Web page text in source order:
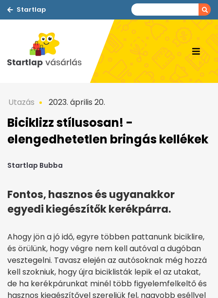
Startlap
Utazás 2023. április 20.
Biciklizz stílusosan! -
elengedhetetlen bringás kellékek
Startlap Bubba
Fontos, hasznos és ugyanakkor
egyedi kiegészítők kerékpárra.
Ahogy jön a jó idő, egyre többen pattanunk biciklire,
és örülünk, hogy végre nem kell autóval a dugóban
vesztegelni. Tavasz elején az autósoknak még hozzá
kell szokniuk, hogy újra biciklisták lepik el az utakat,
de ha kerékpárunkat minél több figyelemfelkeltő és
hasznos kiegészítővel szereljük fel, nagyobb eséllyel